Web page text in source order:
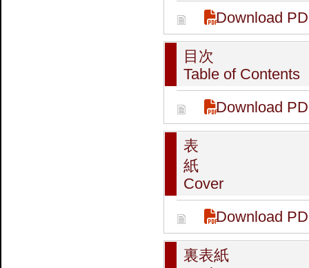
Download
目次
Table of Contents
Download
表
紙
Cover
Download
裏表紙